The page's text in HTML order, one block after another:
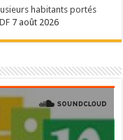
habitants portés
7 août 2026